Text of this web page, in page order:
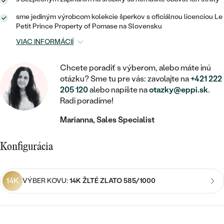
RUČNE RYTÉ
S VÝPLŇOU
PODĽA CENY
CENOVO DOSTUPNÉ
ZAČAŤ S DIAMANTOM
ZAČAŤ S LABGROWN DIAMANTOM
PODĽA DRAHOKAMU
DIAMANT
MOISSANIT
FAREBNÝ DIAMANT
DETSKÉ ŠPERKY
BROŠNE
DOPLNKY
PODĽA MATERIÁLU
STRIEBORNÉ
PLATINOVÉ
DETSKÉ
PIERCING
PODĽA DRAHOKAMU
S DIAMANTMI
S DRAHOKAMAMI
CENOVO DOSTUPNÉ
LUXUSNÉ
MEDAILÓNY
RETIAZKY
V TVARE SRDCA
SO ZVIERATAMI
PODĽA DRAHOKAMU
S DIAMANTMI
S DRAHOKAMAMI
S PERLAMI
PEČATNÉ
PERSONALIZOVANÉ
PODĽA DRAHOKAMU
S DIAMANTMI
S DRAHOKAMAMI
S PERLAMI
PODĽA CENY
CENOVO DOSTUPNÉ
sme jediným výrobcom kolekcie šperkov s oficiálnou licenciou Le
Petit Prince Property of Pomase na Slovensku
VIAC INFORMÁCIÍ
Chcete poradiť s výberom, alebo máte inú
otázku? Sme tu pre vás: zavolajte na+421 222
205 120alebo napíšte naotazky@eppi.sk.
Radi poradíme!
Marianna, Sales Specialist
Konfigurácia
14K VÝBER KOVU:14K ŽLTÉ ZLATO 585/1000